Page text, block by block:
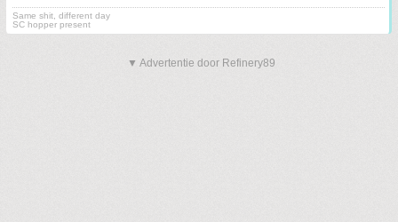
Same shit, different day
SC hopper present
▼ Advertentie door Refinery89